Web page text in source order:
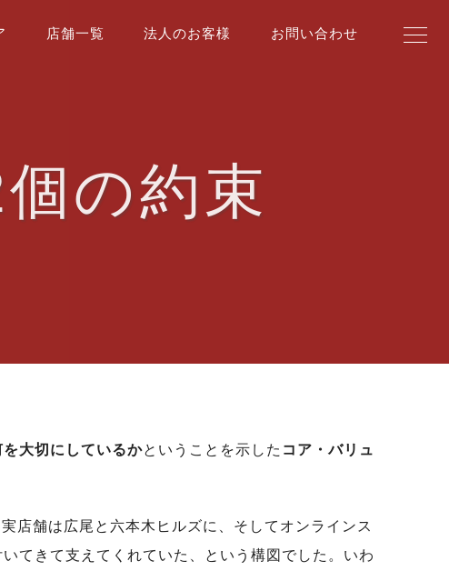
店舗一覧 法人のお客様 お問い合わせ
の約束
を大切にしているかということを示した コア・バリュ
店舗は広尾と六本木ヒルズに、そしてオンラインス
てきて支えてくれていた、という構図でした。いわ